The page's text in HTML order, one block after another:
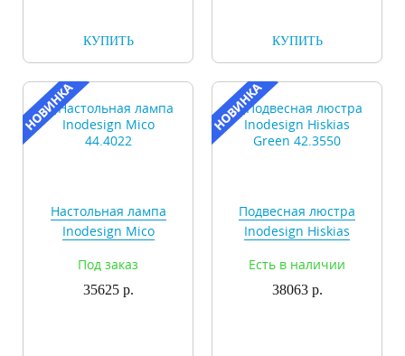
КУПИТЬ КУПИТЬ
Настольная лампа
Inodesign Mico
Под заказ
35625 р.
Подвесная люстра
Inodesign Hiskias
Есть в наличии
38063 р.